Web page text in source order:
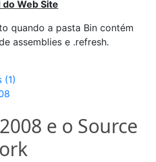
Web Site
quando a pasta Bin contém
assemblies e .refresh.
(1)
e o Source